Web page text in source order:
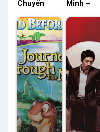
Chuyến
Của Dai |
Dấu Ấn
Rồng
Thiêng
POPS Lồng
Tiếng –
Status: 100
/ 100 Lồng
Tiếng
Minh –
Thuyết